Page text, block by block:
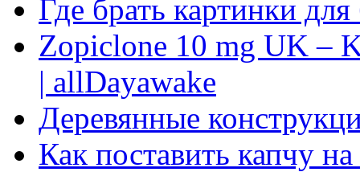
Где брать картинки
Zopiclone 10 mg UK –
| allDayawake
Деревянные
Как поставить капчу